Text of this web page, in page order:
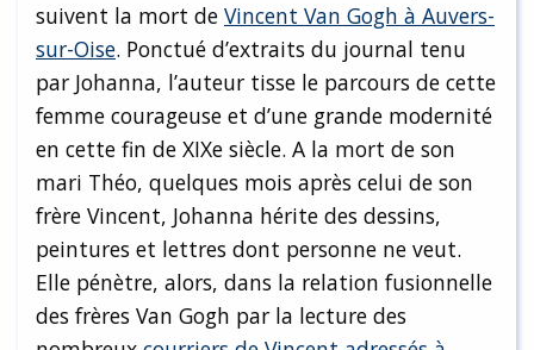
suivent la mort de Vincent Van Gogh à Auvers-
sur-Oise. Ponctué d’extraits du journal tenu
par Johanna, l’auteur tisse le parcours de cette
femme courageuse et d’une grande modernité
en cette fin de XIXe siècle. A la mort de son
mari Théo, quelques mois après celui de son
frère Vincent, Johanna hérite des dessins,
peintures et lettres dont personne ne veut.
Elle pénètre, alors, dans la relation fusionnelle
des frères Van Gogh par la lecture des